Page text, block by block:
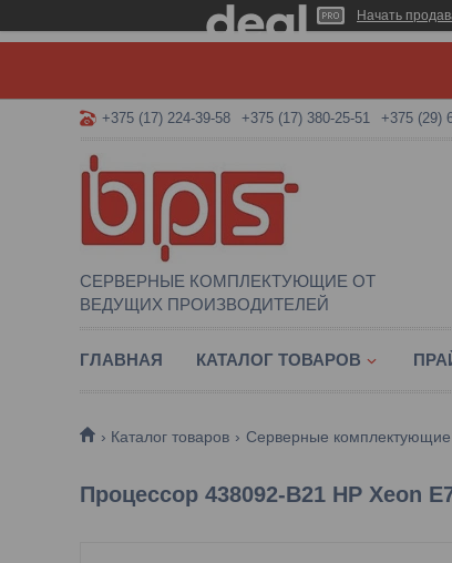
Начать
+375 (17) 224-39-58 +375 (17) 380-25-51 +375 (29)
СЕРВЕРНЫЕ КОМПЛЕКТУЮЩИЕ ОТ
ВЕДУЩИХ ПРОИЗВОДИТЕЛЕЙ
ГЛАВНАЯ КАТАЛОГ ТОВАРОВ
Каталог товаров Серверные комплектующие
Процессор 438092-B21 HP Xeon